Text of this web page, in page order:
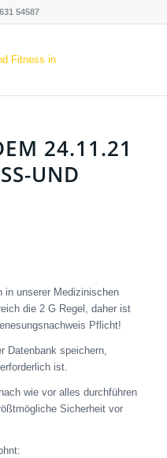
54587
24.11.21
UND
in unserer Medizinischen
die 2 G Regel, daher ist
Pflicht!
Datenbank speichern,
ist.
wie vor alles durchführen
Sicherheit vor